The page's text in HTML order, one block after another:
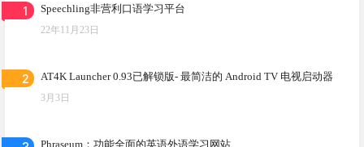
1 Speechling非营利口语学习平台
22年11月23日
2 AT4K Launcher 0.93已解锁版- 最简洁的 Android TV 电视启动器
3月3日
Phraseum：功能全面的英语外语学习网站